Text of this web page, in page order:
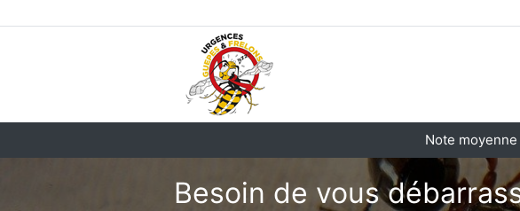
Note
Besoin de vous